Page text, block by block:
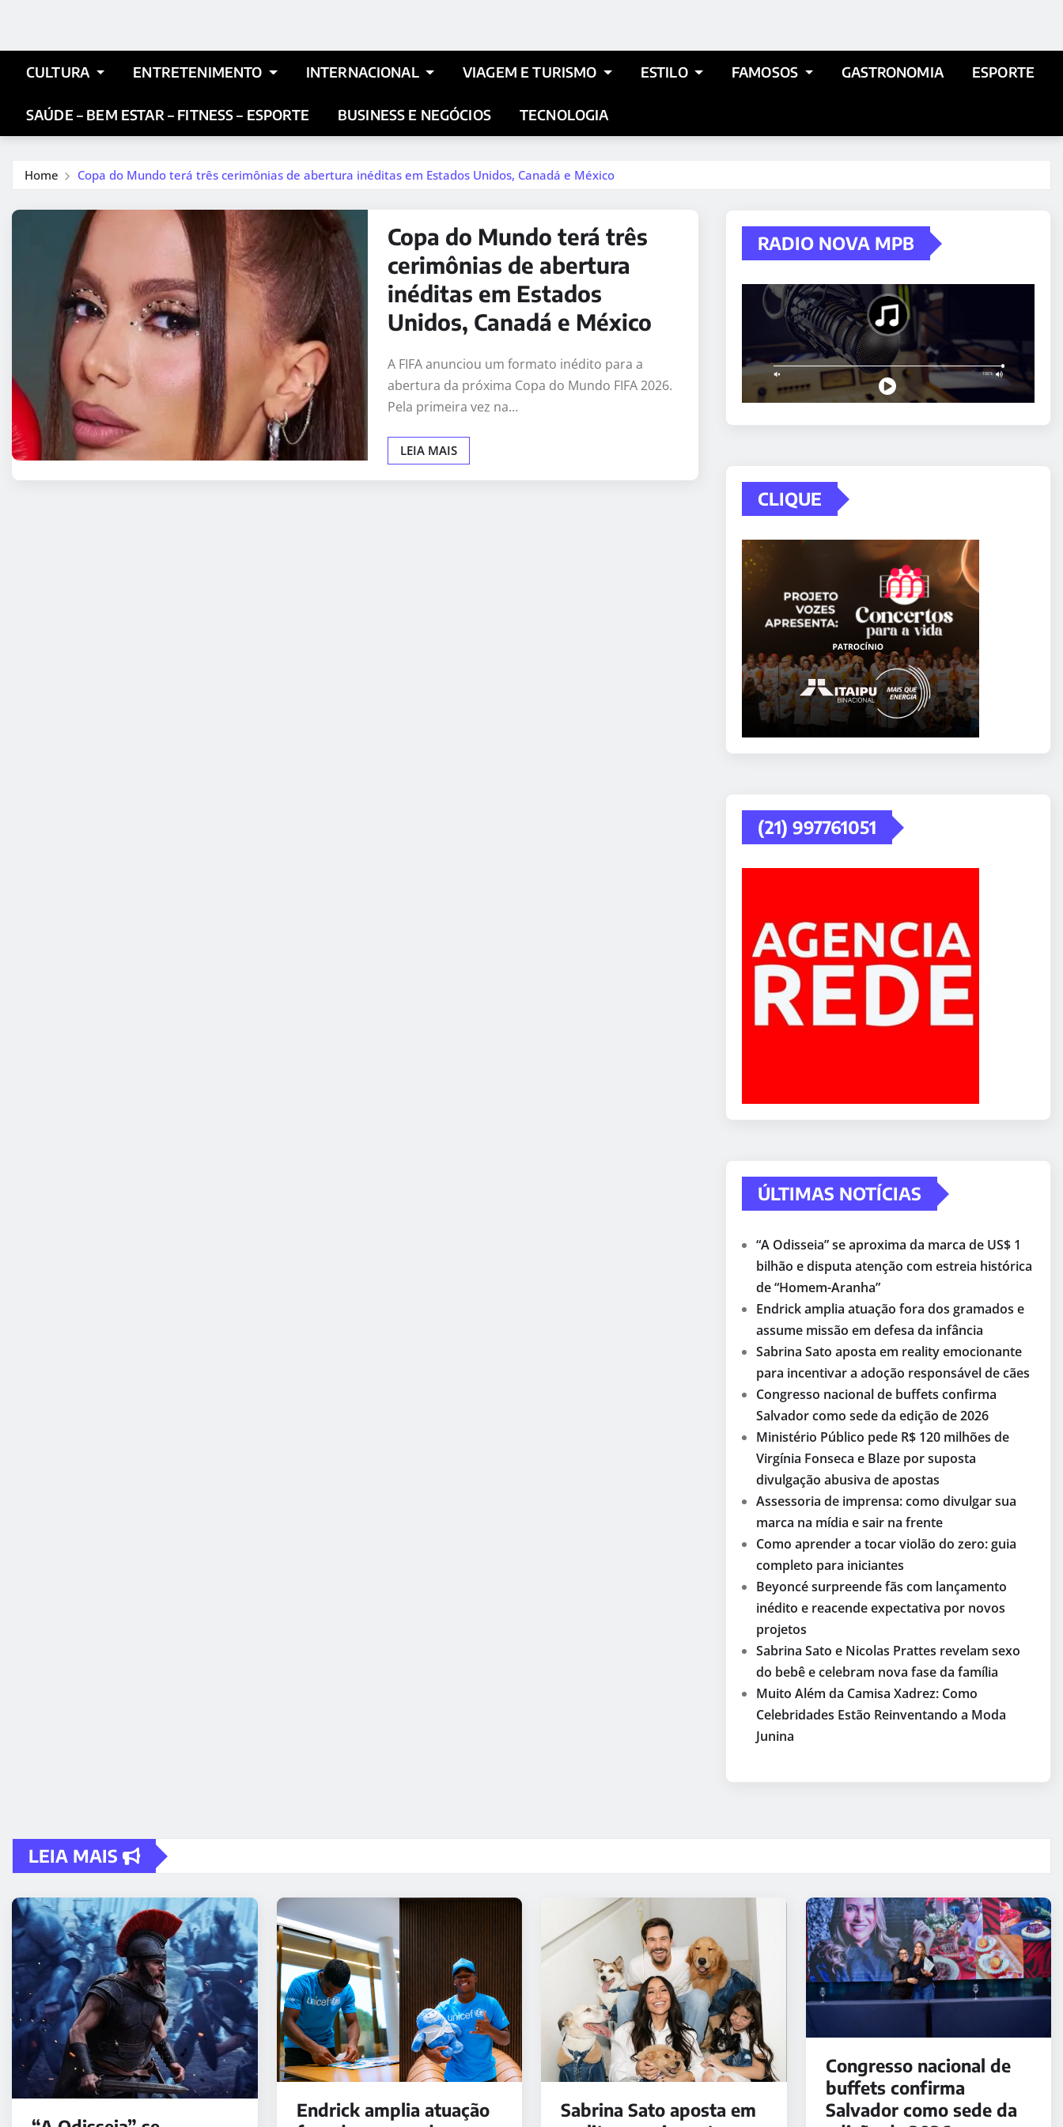
CULTURA ENTRETENIMENTO INTERNACIONAL VIAGEM E TURISMO ESTILO FAMOSOS GASTRONOMIA ESPORTE
SAÚDE – BEM ESTAR – FITNESS – ESPORTE BUSINESS E NEGÓCIOS TECNOLOGIA
Home Copa do Mundo terá três cerimônias de abertura inéditas em Estados Unidos, Canadá e México
Copa do Mundo terá três
cerimônias de abertura
inéditas em Estados
Unidos, Canadá e México
A FIFA anunciou um formato inédito para a
abertura da próxima Copa do Mundo FIFA 2026.
Pela primeira vez na…
LEIA MAIS
RADIO NOVA MPB
CLIQUE
(21) 997761051
ÚLTIMAS NOTÍCIAS
“A Odisseia” se aproxima da marca de US$ 1
bilhão e disputa atenção com estreia histórica
de “Homem-Aranha”
Endrick amplia atuação fora dos gramados e
assume missão em defesa da infância
Sabrina Sato aposta em reality emocionante
para incentivar a adoção responsável de cães
Congresso nacional de buffets confirma
Salvador como sede da edição de 2026
Ministério Público pede R$ 120 milhões de
Virgínia Fonseca e Blaze por suposta
divulgação abusiva de apostas
Assessoria de imprensa: como divulgar sua
marca na mídia e sair na frente
Como aprender a tocar violão do zero: guia
completo para iniciantes
Beyoncé surpreende fãs com lançamento
inédito e reacende expectativa por novos
projetos
Sabrina Sato e Nicolas Prattes revelam sexo
do bebê e celebram nova fase da família
Muito Além da Camisa Xadrez: Como
Celebridades Estão Reinventando a Moda
Junina
LEIA MAIS
Endrick amplia atuação
Sabrina Sato aposta em
Congresso nacional de
buffets confirma
Salvador como sede da